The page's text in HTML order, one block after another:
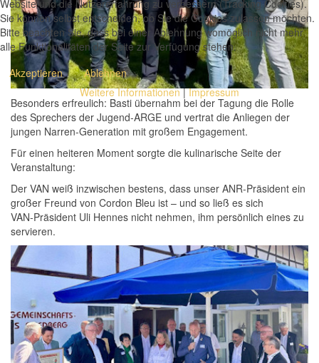
Besonders erfreulich: Basti übernahm bei der Tagung die Rolle
des Sprechers der Jugend‑ARGE und vertrat die Anliegen der
jungen Narren-Generation mit großem Engagement.
Für einen heiteren Moment sorgte die kulinarische Seite der
Veranstaltung:
Der VAN weiß inzwischen bestens, dass unser ANR‑Präsident ein
großer Freund von Cordon Bleu ist – und so ließ es sich
VAN‑Präsident Uli Hennes nicht nehmen, ihm persönlich eines zu
servieren.
Website und die Nutzererfahrung zu verbessern (Tracking Cookies).
Sie können selbst entscheiden, ob Sie die Cookies zulassen möchten.
Bitte beachten Sie, dass bei einer Ablehnung womöglich nicht mehr
alle Funktionalitäten der Seite zur Verfügung stehen.
Akzeptieren
Ablehnen
Weitere Informationen|Impressum